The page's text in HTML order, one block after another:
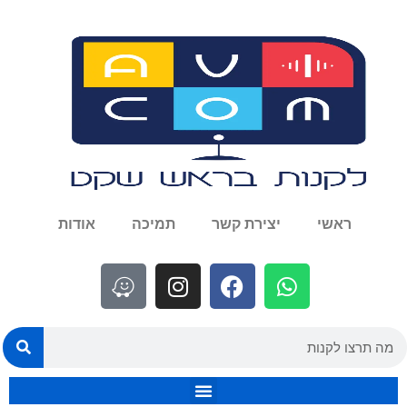
ראשי יצירת קשר תמיכה אודות